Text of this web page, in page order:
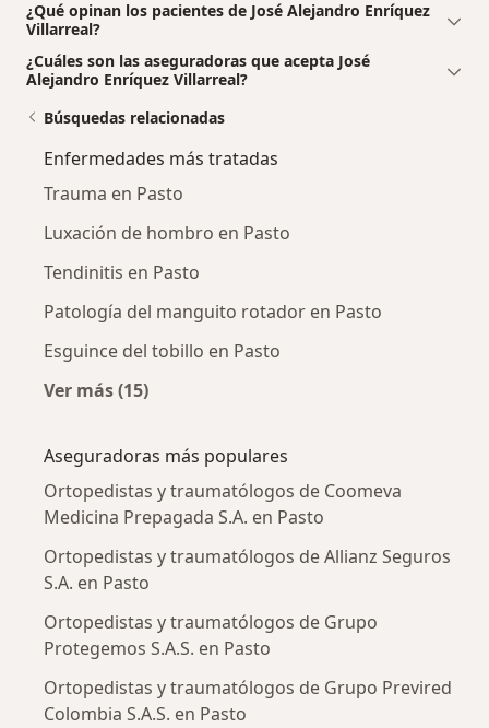
¿Qué opinan los pacientes de José Alejandro Enríquez
Villarreal?
¿Cuáles son las aseguradoras que acepta José
Alejandro Enríquez Villarreal?
Búsquedas relacionadas
Enfermedades más tratadas
Trauma en Pasto
Luxación de hombro en Pasto
Tendinitis en Pasto
Patología del manguito rotador en Pasto
Esguince del tobillo en Pasto
Ver más (15)
Aseguradoras más populares
Ortopedistas y traumatólogos de Coomeva
Medicina Prepagada S.A. en Pasto
Ortopedistas y traumatólogos de Allianz Seguros
S.A. en Pasto
Ortopedistas y traumatólogos de Grupo
Protegemos S.A.S. en Pasto
Ortopedistas y traumatólogos de Grupo Previred
Colombia S.A.S. en Pasto